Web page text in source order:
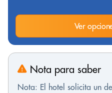
Ver
Nota para saber
Nota: El hotel solicita un